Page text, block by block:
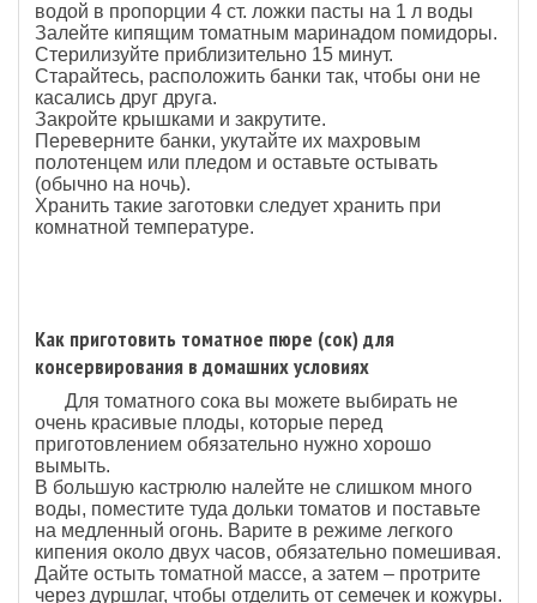
водой в пропорции 4 ст. ложки пасты на 1 л воды
Залейте кипящим томатным маринадом помидоры.
Стерилизуйте приблизительно 15 минут.
Старайтесь, расположить банки так, чтобы они не
касались друг друга.
Закройте крышками и закрутите.
Переверните банки, укутайте их махровым
полотенцем или пледом и оставьте остывать
(обычно на ночь).
Хранить такие заготовки следует хранить при
комнатной температуре.
Как приготовить томатное пюре (сок) для
консервирования в домашних условиях
Для томатного сока вы можете выбирать не
очень красивые плоды, которые перед
приготовлением обязательно нужно хорошо
вымыть.
В большую кастрюлю налейте не слишком много
воды, поместите туда дольки томатов и поставьте
на медленный огонь. Варите в режиме легкого
кипения около двух часов, обязательно помешивая.
Дайте остыть томатной массе, а затем – протрите
через дуршлаг, чтобы отделить от семечек и кожуры.